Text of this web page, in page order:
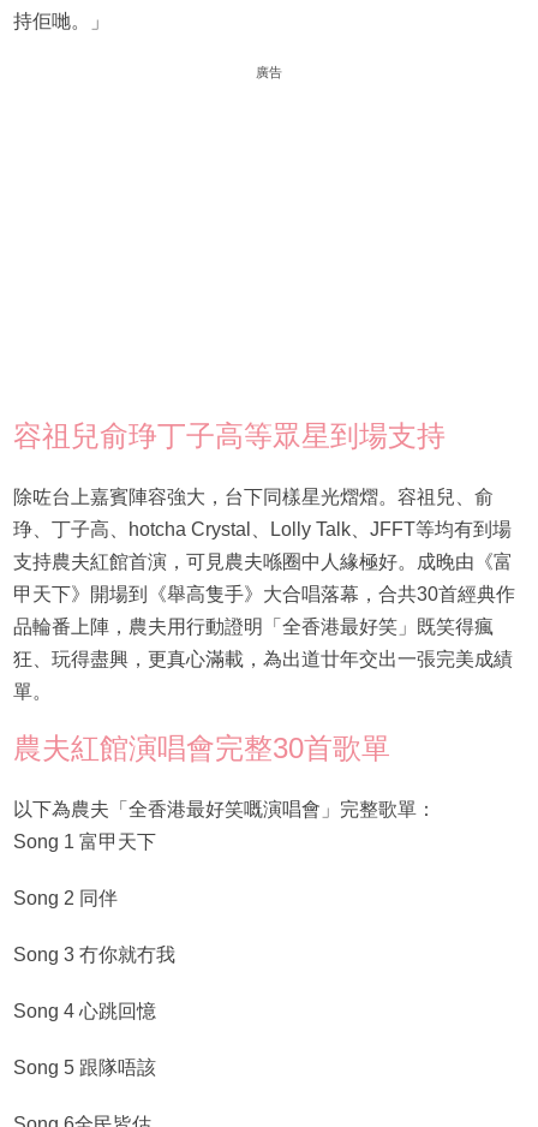
持佢哋。」
廣告
容祖兒俞琤丁子高等眾星到場支持
除咗台上嘉賓陣容強大，台下同樣星光熠熠。容祖兒、俞
琤、丁子高、hotcha Crystal、Lolly Talk、JFFT等均有到場
支持農夫紅館首演，可見農夫喺圈中人緣極好。成晚由《富
甲天下》開場到《舉高隻手》大合唱落幕，合共30首經典作
品輪番上陣，農夫用行動證明「全香港最好笑」既笑得瘋
狂、玩得盡興，更真心滿載，為出道廿年交出一張完美成績
單。
農夫紅館演唱會完整30首歌單
以下為農夫「全香港最好笑嘅演唱會」完整歌單：
Song 1 富甲天下
Song 2 同伴
Song 3 冇你就冇我
Song 4 心跳回憶
Song 5 跟隊唔該